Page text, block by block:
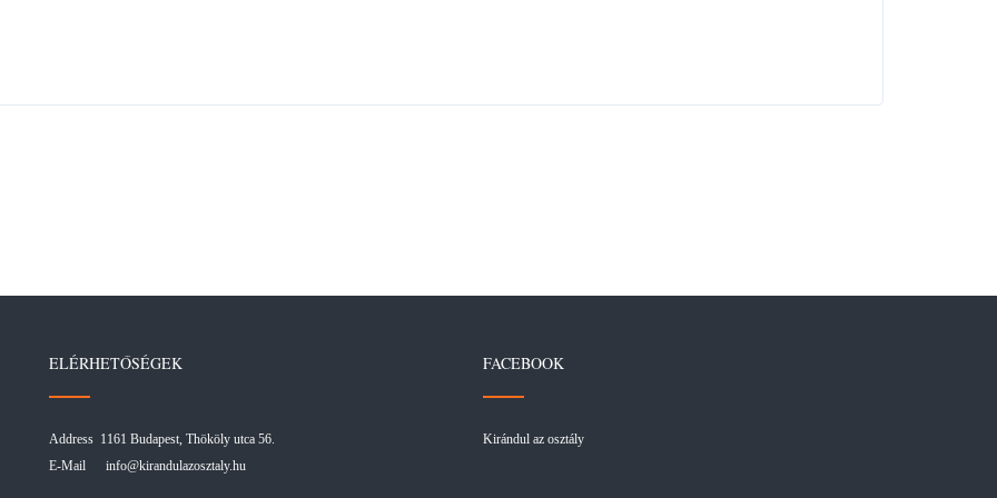
ELÉRHETŐSÉGEK
Address 1161 Budapest, Thököly utca 56.
E-Mail info@kirandulazosztaly.hu
FACEBOOK
Kirándul az osztály